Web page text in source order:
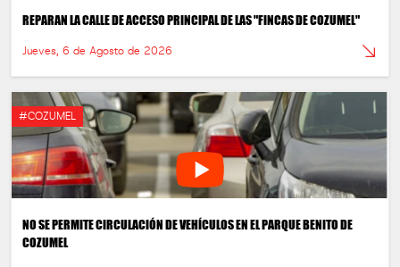
REPARAN LA CALLE DE ACCESO PRINCIPAL DE LAS "FINCAS DE COZUMEL"
Jueves, 6 de Agosto de 2026
#COZUMEL
NO SE PERMITE CIRCULACIÓN DE VEHÍCULOS EN EL PARQUE BENITO DE
COZUMEL